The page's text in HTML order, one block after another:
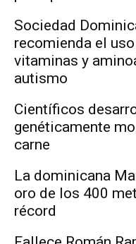
Sociedad
recomienda el
vitaminas y
autismo
Científicos
genéticamente
carne
La dominicana
oro de los 400
récord